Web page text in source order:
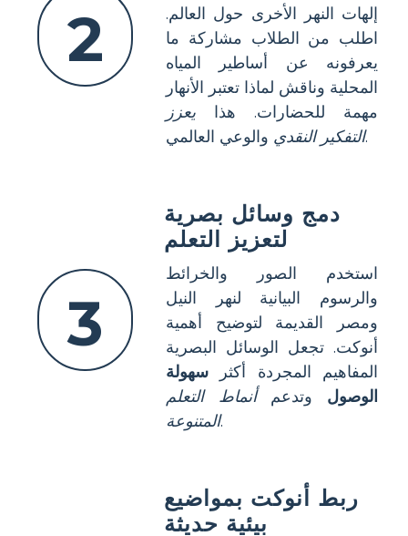
2
إلهات النهر الأخرى حول العالم.
اطلب من الطلاب مشاركة ما
يعرفونه عن أساطير المياه
المحلية وناقش لماذا تعتبر الأنهار
مهمة للحضارات. هذا يعزز
التفكير النقديوالوعي العالمي.
3
دمج وسائل بصرية
لتعزيز التعلم
استخدم الصور والخرائط
والرسوم البيانية لنهر النيل
ومصر القديمة لتوضيح أهمية
أنوكت. تجعل الوسائل البصرية
المفاهيم المجردة أكثر سهولة
الوصول وتدعمأنماط التعلم
المتنوعة.
ربط أنوكت بمواضيع
بيئية حديثة